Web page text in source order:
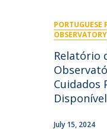
PORTUGUESE
OBSERVATORY
Relatório
Cuidados
Disponível
July 15, 2024